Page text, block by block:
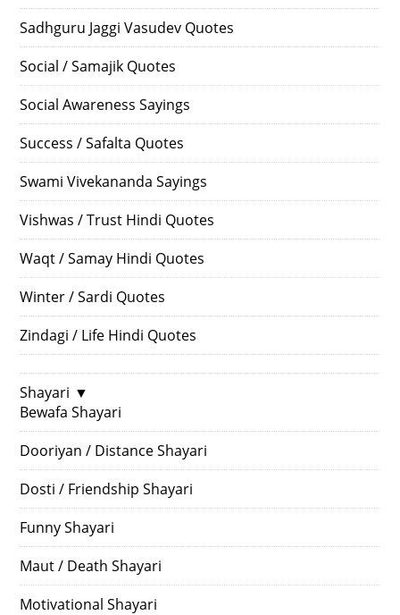
Sadhguru Jaggi Vasudev Quotes
Social / Samajik Quotes
Social Awareness Sayings
Success / Safalta Quotes
Swami Vivekananda Sayings
Vishwas / Trust Hindi Quotes
Waqt / Samay Hindi Quotes
Winter / Sardi Quotes
Zindagi / Life Hindi Quotes
Shayari ▼
Bewafa Shayari
Dooriyan / Distance Shayari
Dosti / Friendship Shayari
Funny Shayari
Maut / Death Shayari
Motivational Shayari